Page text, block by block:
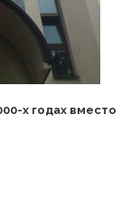
х годах вместо